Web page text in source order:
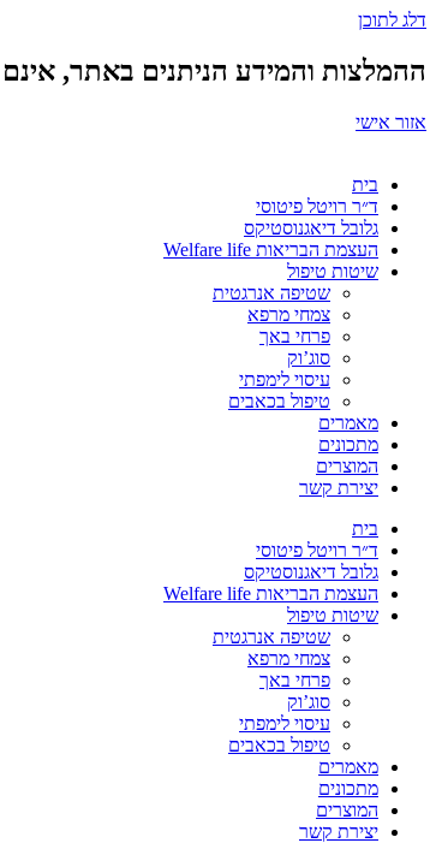
דלג לתוכן
ההמלצות והמידע הניתנים באתר, אינם
אזור אישי
בית
ד״ר רויטל פיטוסי
גלובל דיאגנוסטיקס
העצמת הבריאות Welfare life
שיטות טיפול
שטיפה אנרגטית
צמחי מרפא
פרחי באך
סוג’וק
עיסוי לימפתי
טיפול בכאבים
מאמרים
מתכונים
המוצרים
יצירת קשר
בית
ד״ר רויטל פיטוסי
גלובל דיאגנוסטיקס
העצמת הבריאות Welfare life
שיטות טיפול
שטיפה אנרגטית
צמחי מרפא
פרחי באך
סוג’וק
עיסוי לימפתי
טיפול בכאבים
מאמרים
מתכונים
המוצרים
יצירת קשר